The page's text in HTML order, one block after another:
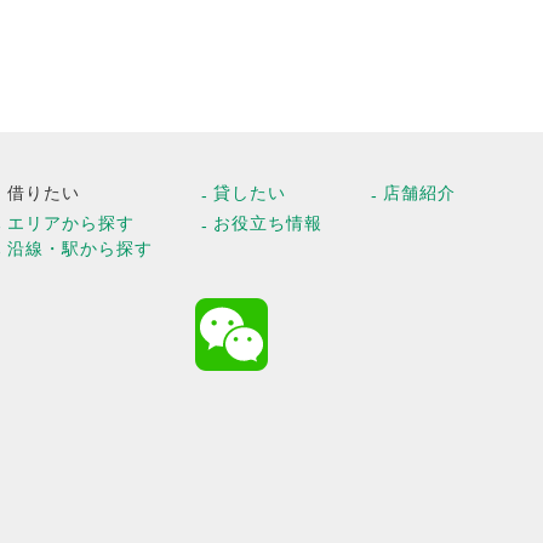
借りたい
エリアから探す
沿線・駅から探す
貸したい
お役立ち情報
店舗紹介